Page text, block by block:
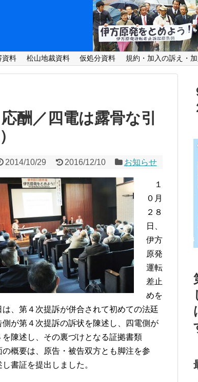
資料 松山地裁資料 仮処分資料 規約・加入の訴え・
酬／四電は露骨な引
2014/10/29 2016/12/10 お知らせ
１
０月
２８
日、
伊方
原発
運転
差止
めを
、第４次提訴が併合されて初めての法廷
が第４次提訴の訴状を陳述し、四電側が
陳述し、その裏づけとなる証拠書類
概要は、原告・被告双方とも脚注を参
書証を提出しました。